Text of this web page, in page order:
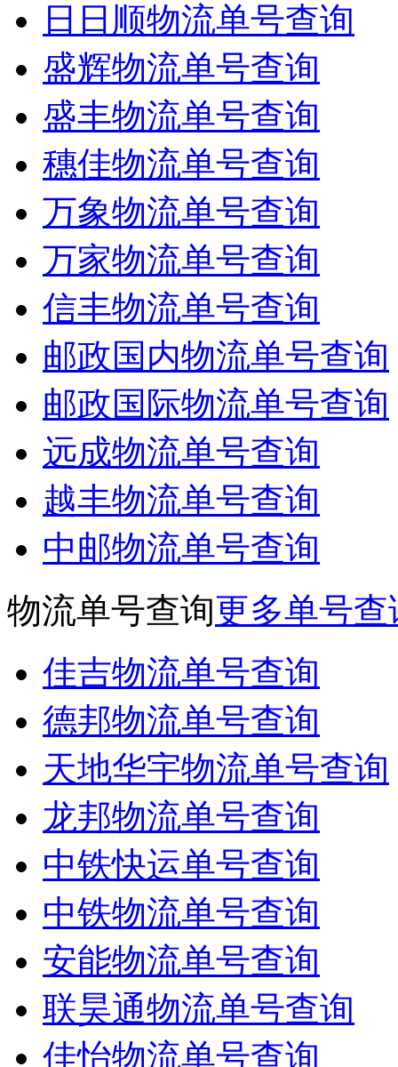
日日顺物流单号查询
盛辉物流单号查询
盛丰物流单号查询
穗佳物流单号查询
万象物流单号查询
万家物流单号查询
信丰物流单号查询
邮政国内物流单号查询
邮政国际物流单号查询
远成物流单号查询
越丰物流单号查询
中邮物流单号查询
物流单号查询更多单号查
佳吉物流单号查询
德邦物流单号查询
天地华宇物流单号查询
龙邦物流单号查询
中铁快运单号查询
中铁物流单号查询
安能物流单号查询
联昊通物流单号查询
佳怡物流单号查询